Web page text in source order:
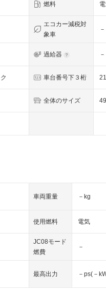
燃料
エコカー減税対
象車
－
過給器 －
車台番号下３桁
全体のサイズ
車両重量 －kg
使用燃料 電気
JC08モード
燃費
－
最高出力 －ps(－